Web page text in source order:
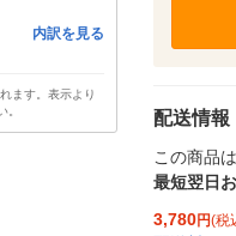
内訳を見る
ます。表示より
。
配送情報
この商品は
最短翌日
3,780円(税